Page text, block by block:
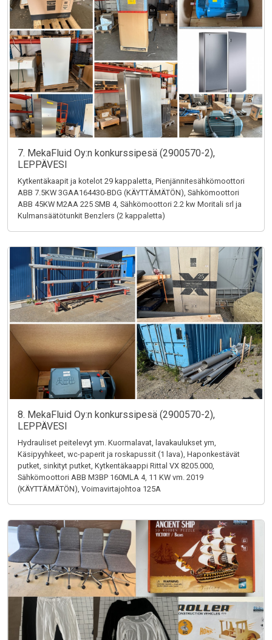
7. MekaFluid Oy:n konkurssipesä (2900570-2),
LEPPÄVESI
Kytkentäkaapit ja kotelot 29 kappaletta, Pienjännitesähkömoottori
ABB 7.5KW 3GAA164430-BDG (KÄYTTÄMÄTÖN), Sähkömoottori
ABB 45KW M2AA 225 SMB 4, Sähkömoottori 2.2 kw Moritali srl ja
Kulmansäätötunkit Benzlers (2 kappaletta)
8. MekaFluid Oy:n konkurssipesä (2900570-2),
LEPPÄVESI
Hydrauliset peitelevyt ym. Kuormalavat, lavakaulukset ym,
Käsipyyhkeet, wc-paperit ja roskapussit (1 lava), Haponkestävät
putket, sinkityt putket, Kytkentäkaappi Rittal VX 8205.000,
Sähkömoottori ABB M3BP 160MLA 4, 11 KW vm. 2019
(KÄYTTÄMÄTÖN), Voimavirtajohtoa 125A